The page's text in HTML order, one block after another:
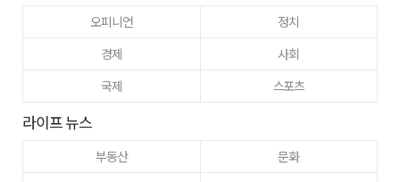
오피니언
정치
경제
사회
국제
스포츠
라이프 뉴스
부동산
문화